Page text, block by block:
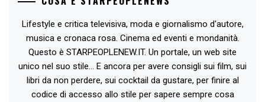
Lifestyle e critica televisiva, moda e giornalismo d'autore,
musica e cronaca rosa. Cinema ed eventi e mondanità.
Questo è STARPEOPLENEW.IT. Un portale, un web site
unico nel suo stile... E ancora per avere consigli sui film, sui
libri da non perdere, sui cocktail da gustare, per finire al
codice di accesso allo stile per sapere sempre cosa